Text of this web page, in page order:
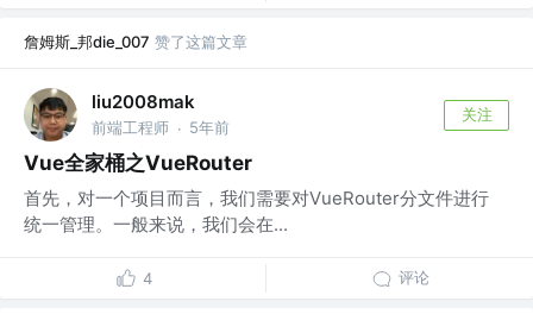
詹姆斯_邦die_007 赞了这篇文章
liu2008mak
前端工程师 · 5年前
关注
Vue全家桶之VueRouter
首先，对一个项目而言，我们需要对VueRouter分文件进行
统一管理。一般来说，我们会在...
4 评论